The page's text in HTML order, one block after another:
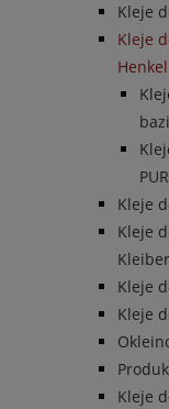
Kleje
Kleje
Henkel
PUR
Kleje
Kleje
Kleje
Kleje
Kleje